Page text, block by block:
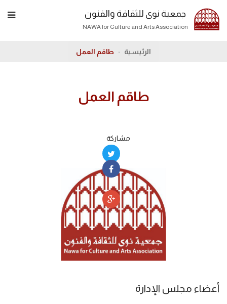
جمعية نوى للثقافة والفنون
NAWA for Culture and Arts Association
الرئيسية طاقم العمل
طاقم العمل
أعضاء مجلس الإدارة
مشاركة
تويتر
فيسبوك
جوجل
بلس